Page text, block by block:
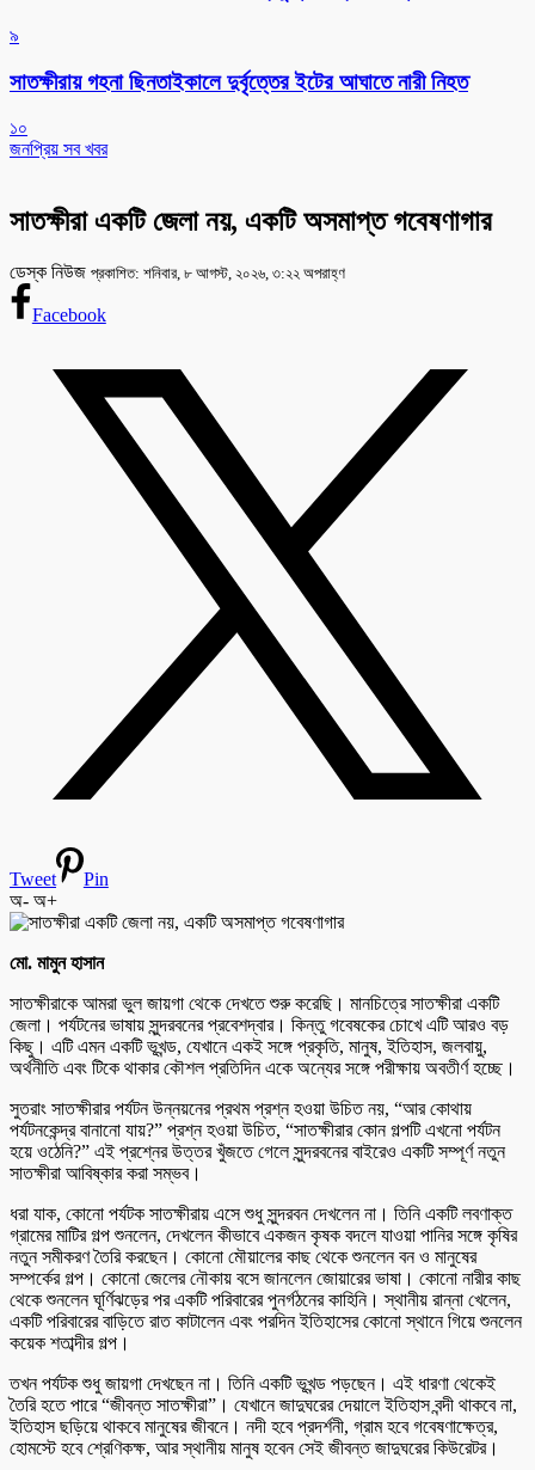
৯
সাতক্ষীরায় গহনা ছিনতাইকালে দুর্বৃত্তের ইটের আঘাতে নারী নিহত
১০
জনপ্রিয় সব খবর
সাতক্ষীরা একটি জেলা নয়, একটি অসমাপ্ত গবেষণাগার
ডেস্ক নিউজ প্রকাশিত: শনিবার, ৮ আগস্ট, ২০২৬, ৩:২২ অপরাহ্ণ
Facebook
Tweet
Pin
অ- অ+
মো. মামুন হাসান
সাতক্ষীরাকে আমরা ভুল জায়গা থেকে দেখতে শুরু করেছি। মানচিত্রে সাতক্ষীরা একটি
জেলা। পর্যটনের ভাষায় সুন্দরবনের প্রবেশদ্বার। কিন্তু গবেষকের চোখে এটি আরও বড়
কিছু। এটি এমন একটি ভূখন্ড, যেখানে একই সঙ্গে প্রকৃতি, মানুষ, ইতিহাস, জলবায়ু,
অর্থনীতি এবং টিকে থাকার কৌশল প্রতিদিন একে অন্যের সঙ্গে পরীক্ষায় অবতীর্ণ হচ্ছে।
সুতরাং সাতক্ষীরার পর্যটন উন্নয়নের প্রথম প্রশ্ন হওয়া উচিত নয়, “আর কোথায়
পর্যটনকেন্দ্র বানানো যায়?” প্রশ্ন হওয়া উচিত, “সাতক্ষীরার কোন গল্পটি এখনো পর্যটন
হয়ে ওঠেনি?” এই প্রশ্নের উত্তর খুঁজতে গেলে সুন্দরবনের বাইরেও একটি সম্পূর্ণ নতুন
সাতক্ষীরা আবিষ্কার করা সম্ভব।
ধরা যাক, কোনো পর্যটক সাতক্ষীরায় এসে শুধু সুন্দরবন দেখলেন না। তিনি একটি লবণাক্ত
গ্রামের মাটির গল্প শুনলেন, দেখলেন কীভাবে একজন কৃষক বদলে যাওয়া পানির সঙ্গে কৃষির
নতুন সমীকরণ তৈরি করছেন। কোনো মৌয়ালের কাছ থেকে শুনলেন বন ও মানুষের
সম্পর্কের গল্প। কোনো জেলের নৌকায় বসে জানলেন জোয়ারের ভাষা। কোনো নারীর কাছ
থেকে শুনলেন ঘূর্ণিঝড়ের পর একটি পরিবারের পুনর্গঠনের কাহিনি। স্থানীয় রান্না খেলেন,
একটি পরিবারের বাড়িতে রাত কাটালেন এবং পরদিন ইতিহাসের কোনো স্থানে গিয়ে শুনলেন
কয়েক শতাব্দীর গল্প।
তখন পর্যটক শুধু জায়গা দেখছেন না। তিনি একটি ভূখন্ড পড়ছেন। এই ধারণা থেকেই
তৈরি হতে পারে “জীবন্ত সাতক্ষীরা”। যেখানে জাদুঘরের দেয়ালে ইতিহাস বন্দী থাকবে না,
ইতিহাস ছড়িয়ে থাকবে মানুষের জীবনে। নদী হবে প্রদর্শনী, গ্রাম হবে গবেষণাক্ষেত্র,
হোমস্টে হবে শ্রেণিকক্ষ, আর স্থানীয় মানুষ হবেন সেই জীবন্ত জাদুঘরের কিউরেটর।